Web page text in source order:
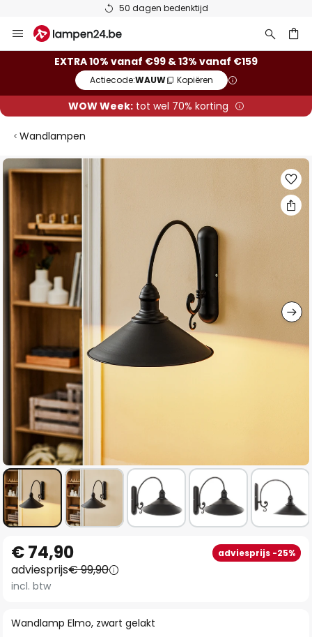
50 dagen bedenktijd
naar
EXTRA 10% vanaf €99 & 13% vanaf €159
Actiecode:WAUW Kopiëren
WOW Week:tot wel 70% korting
Wandlampen
Ga
naar
het
einde
van
de
afbeeldingen-
gallerij
naar
het
begin
de
Wandlamp Elmo, zwart gelakt
€ 74,90 adviesprijs -25%
adviesprijs€ 99,90
incl. btw